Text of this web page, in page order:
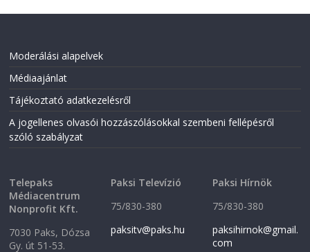
Moderálási alapelvek
Médiaajánlat
Tájékoztató adatkezelésről
A jogellenes olvasói hozzászólásokkal szembeni fellépésről
szóló szabályzat
Telepaks
Médiacentrum
Nonprofit Kft.
7030 Paks, Dózsa
Gy. út 51-53.
Paksi Televízió
75/830-380
paksitv@paks.hu
Paksi Hírnök
75/830-380
paksihirnok@gmail.
com